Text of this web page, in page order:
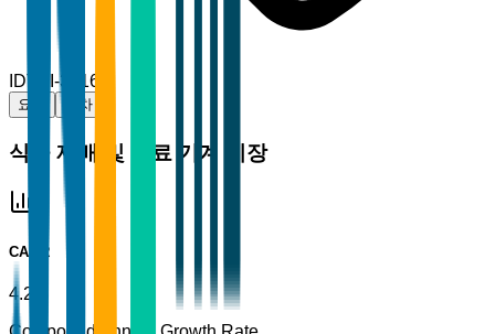
IDTBI-38168
요약 목차
식물 재배 및 비료 기계 시장
CAGR
4.2%